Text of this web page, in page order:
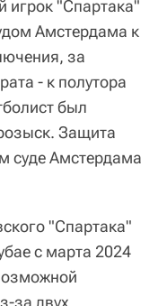
игрок "Спартака"
Амстердама к
за
- к полутора
был
Защита
суде Амстердама
"Спартака"
с марта 2024